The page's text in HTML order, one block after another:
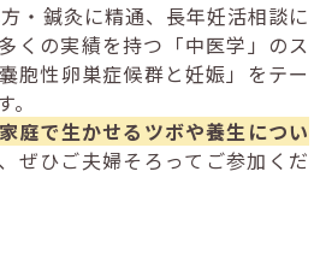
・鍼灸に精通、長年妊活相談に
くの実績を持つ「中医学」のス
胞性卵巣症候群と妊娠」をテー
庭で生かせるツボや養生につい
ぜひご夫婦そろってご参加くだ